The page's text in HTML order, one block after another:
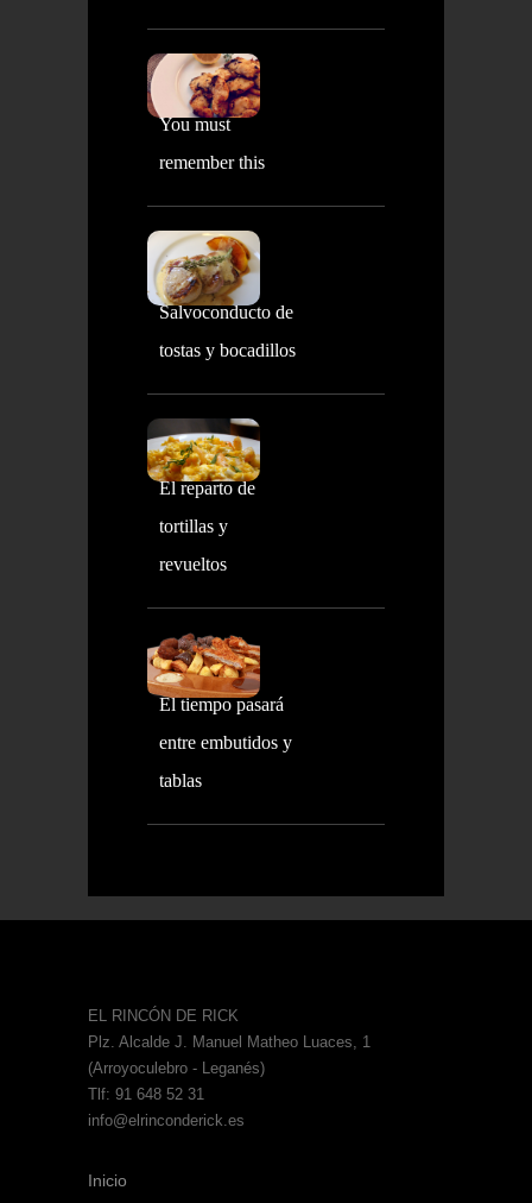
You must
remember this
Salvoconducto de
tostas y bocadillos
El reparto de
tortillas y
revueltos
El tiempo pasará
entre embutidos y
tablas
EL RINCÓN DE RICK
Plz. Alcalde J. Manuel Matheo Luaces, 1
(Arroyoculebro - Leganés)
Tlf: 91 648 52 31
info@elrinconderick.es
Inicio